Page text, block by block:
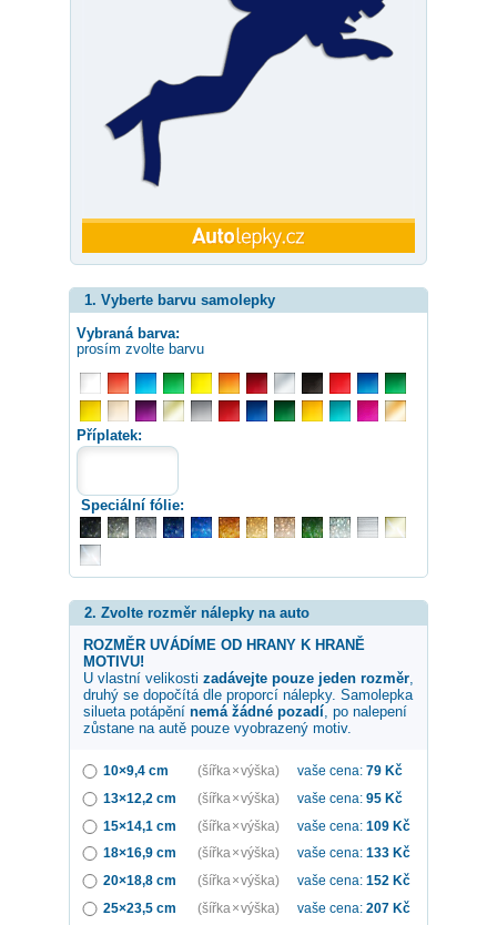
1. Vyberte barvu samolepky
Vybraná barva:
prosím zvolte barvu
Příplatek:
Speciální fólie:
2. Zvolte rozměr nálepky na auto
ROZMĚR UVÁDÍME OD HRANY K HRANĚ
MOTIVU!
U vlastní velikosti zadávejte pouze jeden rozměr,
druhý se dopočítá dle proporcí nálepky. Samolepka
silueta potápění nemá žádné pozadí, po nalepení
zůstane na autě pouze vyobrazený motiv.
10×9,4 cm (šířka × výška) vaše cena: 79 Kč
13×12,2 cm
(šířka × výška) vaše cena: 95 Kč
15×14,1 cm
(šířka × výška) vaše cena: 109 Kč
18×16,9 cm
(šířka × výška) vaše cena: 133 Kč
20×18,8 cm
(šířka × výška) vaše cena: 152 Kč
25×23,5 cm
(šířka × výška) vaše cena: 207 Kč